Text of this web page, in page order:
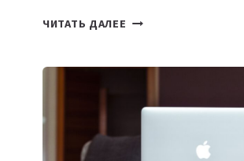
ЧИТАТЬ ДАЛЕЕ
СОЗДАВАТЬ